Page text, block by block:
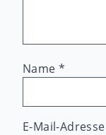
Name *
E-Mail-